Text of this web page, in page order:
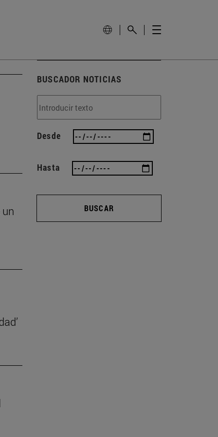
BUSCADOR NOTICIAS
Desde
Hasta
BUSCAR